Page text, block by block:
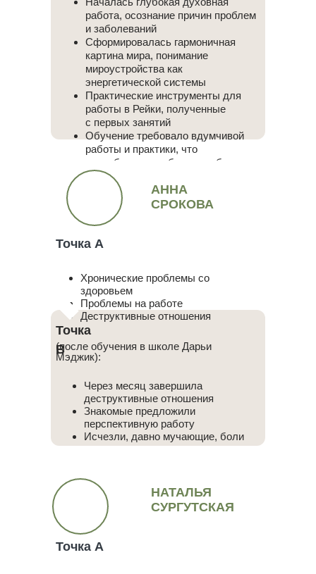
работа, осознание причин проблем
и заболеваний
Сформировалась гармоничная
картина мира, понимание
мироустройства как
энергетической системы
Практические инструменты для
работы в Рейки, полученные
с первых занятий
Обучение требовало вдумчивой
работы и практики, что
способствовало более глубокому
освоению материала
АННА
СРОКОВА
Точка А
Хронические проблемы со
здоровьем
Проблемы на работе
Деструктивные отношения
Точка
В
Через месяц завершила
деструктивные отношения
Знакомые предложили
перспективную работу
Исчезли, давно мучающие, боли
(после обучения в школе Дарьи
Мэджик):
НАТАЛЬЯ
СУРГУТСКАЯ
Точка А